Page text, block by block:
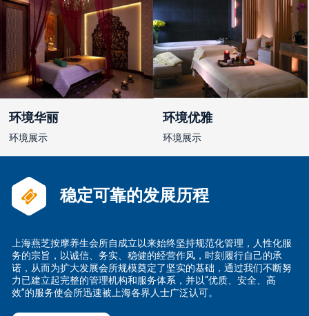
环境华丽
环境展示
环境优雅
环境展示
稳定可靠的发展历程
上海燕芝按摩养生会所自成立以来始终坚持规范化管理，人性化服
务的宗旨，以诚信、务实、稳健的经营作风，时刻履行自己的承
诺，从而为扩大发展会所规模奠定了坚实的基础，通过我们不断努
力已建立起完整的管理机构和服务体系，并以“优质、安全、高
效”的服务使会所迅速被上海各界人士广泛认可。